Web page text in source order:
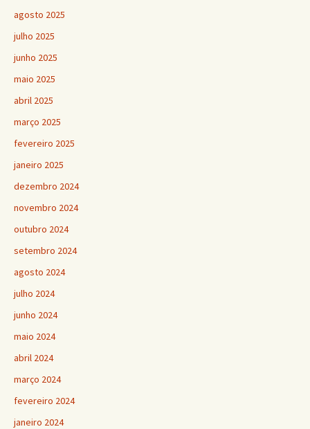
agosto 2025
julho 2025
junho 2025
maio 2025
abril 2025
março 2025
fevereiro 2025
janeiro 2025
dezembro 2024
novembro 2024
outubro 2024
setembro 2024
agosto 2024
julho 2024
junho 2024
maio 2024
abril 2024
março 2024
fevereiro 2024
janeiro 2024